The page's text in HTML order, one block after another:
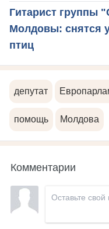
Гитарист группы
Молдовы: снятся
птиц
депутат
помощь Молдова
Комментарии